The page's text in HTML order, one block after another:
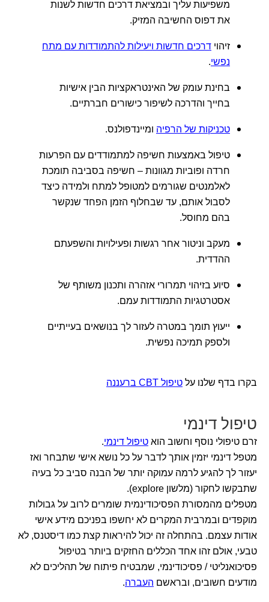
משפיעות עליך ובמציאת דרכים חדשות לשנות
את דפוס החשיבה המזיק.
זיהוי דרכים חדשות ויעילות להתמודדות עם מתח
נפשי.
בחינת עומק של האינטראקציות הבין אישיות
בחייך והדרכה לשיפור כישורים חברתיים.
טכניקות של הרפיה ומיינדפולנס.
טיפול באמצעות חשיפה למתמודדים עם הפרעות
חרדה ופוביות מגוונות – חשיפה בסביבה תומכת
לאלמנטים שגורמים למטופל למתח ולמידה כיצד
לסבול אותם, עד שבחלוף הזמן הפחד שנקשר
בהם מחוסל.
מעקב וניטור אחר רגשות ופעילויות והשפעתם
ההדדית.
סיוע בזיהוי תמרורי אזהרה ותכנון משותף של
אסטרטגיות התמודדות עמם.
ייעוץ תומך במטרה לעזור לך בנושאים בעייתיים
ולספק תמיכה נפשית.
בקרו בדף שלנו על טיפול CBT ברעננה
טיפול דינמי
זרם טיפולי נוסף וחשוב הוא טיפול דינמי.
מטפל דינמי יזמין אותך לדבר על כל נושא אישי שתבחר ואז
יעזור לך להגיע לרמה עמוקה יותר של הבנה סביב כל בעיה
שתבקשו לחקור (מלשון explore).
מטפלים מהמסורת הפסיכודינמית שומרים לרוב על גבולות
מוקפדים ובמרבית המקרים לא יחשפו בפניכם מידע אישי
אודות עצמם. בהתחלה זה יכול להיראות קצת כמו דיסטנס, לא
טבעי, אולם זהו אחד הכללים החזקים ביותר בטיפול
פסיכואנליטי / פסיכודינמי, שמבטיח פיתוח של תהליכים לא
מודעים חשובים, ובראשם העברה.